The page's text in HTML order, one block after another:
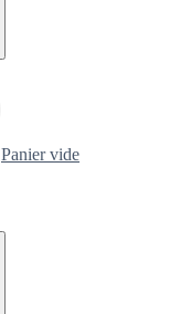
Panier vide